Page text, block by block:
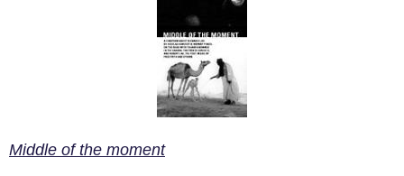
Middle of the moment